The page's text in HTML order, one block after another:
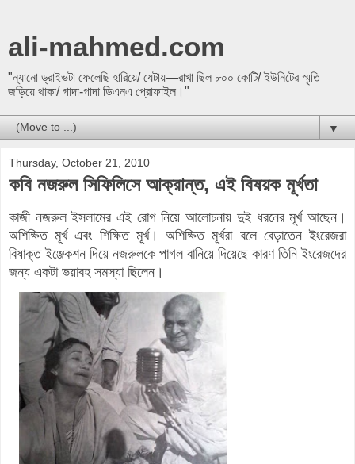
ali-mahmed.com
"ন্যানো ড্রাইভটা ফেলেছি হারিয়ে/ যেটায়—রাখা ছিল ৮০০ কোটি/ ইউনিটের স্মৃতি
জড়িয়ে থাকা/ গাদা-গাদা ডিএনএ প্রোফাইল।"
▼
Thursday, October 21, 2010
কবি নজরুল সিফিলিসে আক্রান্ত, এই বিষয়ক মূর্খতা
কাজী নজরুল ইসলামের এই রোগ নিয়ে আলোচনায় দুই ধরনের মূর্খ আছেন।
অশিক্ষিত মূর্খ এবং শিক্ষিত মূর্খ। অশিক্ষিত মূর্খরা বলে বেড়াতেন ইংরেজরা
বিষাক্ত ইঞ্জেকশন দিয়ে নজরুলকে পাগল বানিয়ে দিয়েছে কারণ তিনি ইংরেজদের
জন্য একটা ভয়াবহ সমস্যা ছিলেন।